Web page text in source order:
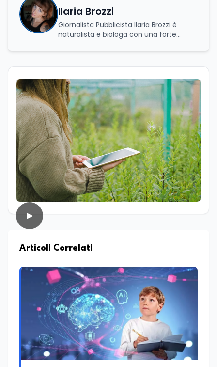
Ilaria Brozzi
Giornalista Pubblicista Ilaria Brozzi è
naturalista e biologa con una forte
Laureata in Scienze Naturali e in
professionale ha approfondito lo studio
dei processi biologici e degli equilibri che
regolano i sistemi naturali, sia a livello
macroscopico sia molecolare. Ha svolto
attività di ricerca presso il CNR–IBPM
(Istituto di Biologia e Patologia
Molecolari) della Sapienza Università di
Roma, occupandosi in particolare di
biologia vegetale. Nel corso della sua
esperienza professionale ha inoltre
avuto modo di confrontarsi con diverse
realtà lavorative che, pur non sempre
direttamente collegate al suo ambito di
Parallelamente all’interesse per la
vocazione per la divulgazione scientifica,
con particolare attenzione alla
trasmissione del sapere alle nuove
generazioni e alla promozione di una
cultura scientifica consapevole e
accessibile. Su edunews24.it si occupa di
scuola e università, con un focus sui
temi della tecnologia, della ricerca e
dell’innovazione scientifica,
promuovendo una divulgazione chiara,
▶
Articoli Correlati